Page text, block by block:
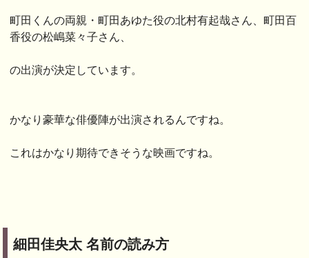
町田くんの両親・町田あゆた役の北村有起哉さん、町田百
香役の松嶋菜々子さん、
の出演が決定しています。
かなり豪華な俳優陣が出演されるんですね。
これはかなり期待できそうな映画ですね。
細田佳央太 名前の読み方